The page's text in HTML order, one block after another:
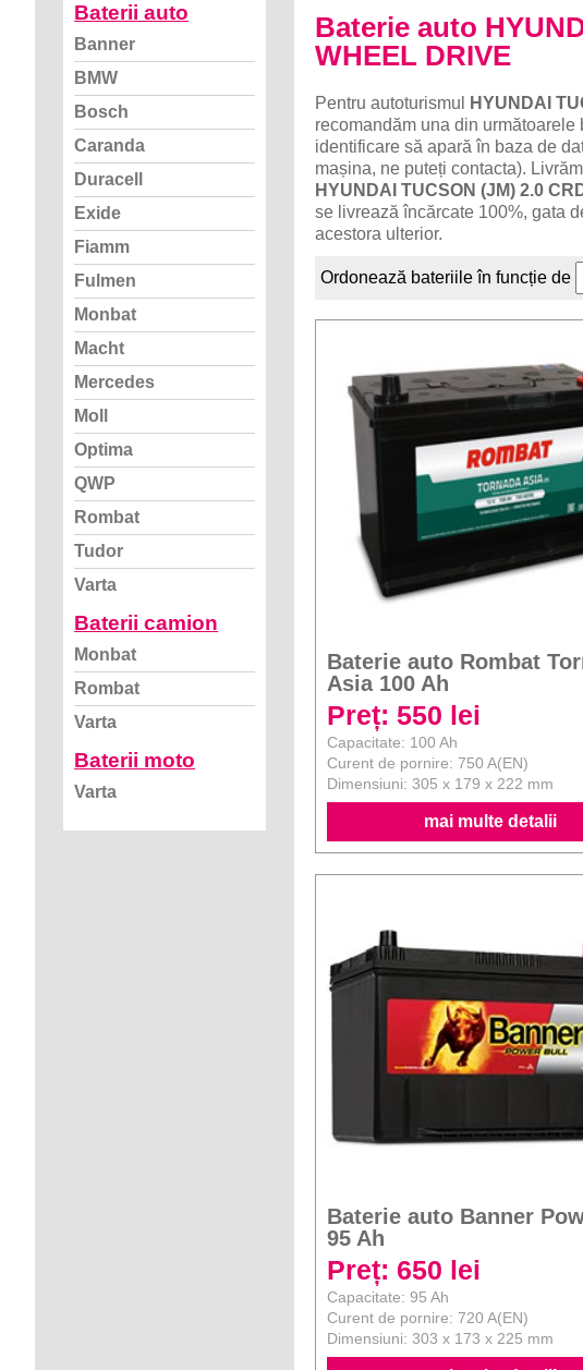
Baterie auto
WHEEL DRIVE
Pentru autoturismul HYUNDAI
recomandăm una din
identificare să apară în baza de
mașina, ne puteți contacta).
HYUNDAI TUCSON (JM) 2.0
se livrează încărcate 100%, gata
acestora ulterior.
Ordonează bateriile în funcție de
Baterie auto Rombat
Asia 100 Ah
Preț: 550 lei
Capacitate: 100 Ah
Curent de pornire: 750 A(EN)
Dimensiuni: 305 x 179 x 222 mm
mai multe detalii
Baterie auto Banner
95 Ah
Preț: 650 lei
Capacitate: 95 Ah
Curent de pornire: 720 A(EN)
Dimensiuni: 303 x 173 x 225 mm
Baterii auto
Banner
BMW
Bosch
Caranda
Duracell
Exide
Fiamm
Fulmen
Monbat
Macht
Mercedes
Moll
Optima
QWP
Rombat
Tudor
Varta
Baterii camion
Monbat
Rombat
Varta
Baterii moto
Varta